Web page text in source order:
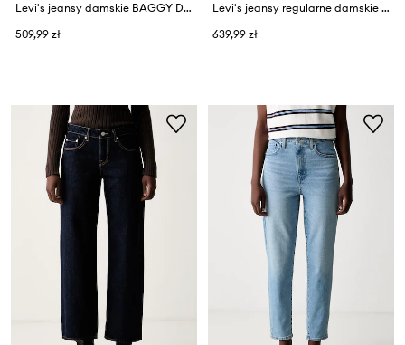
Levi's jeansy damskie BAGGY DAD LASSO
509,99 zł
Levi's jeansy regularne damskie 501® 90S
639,99 zł